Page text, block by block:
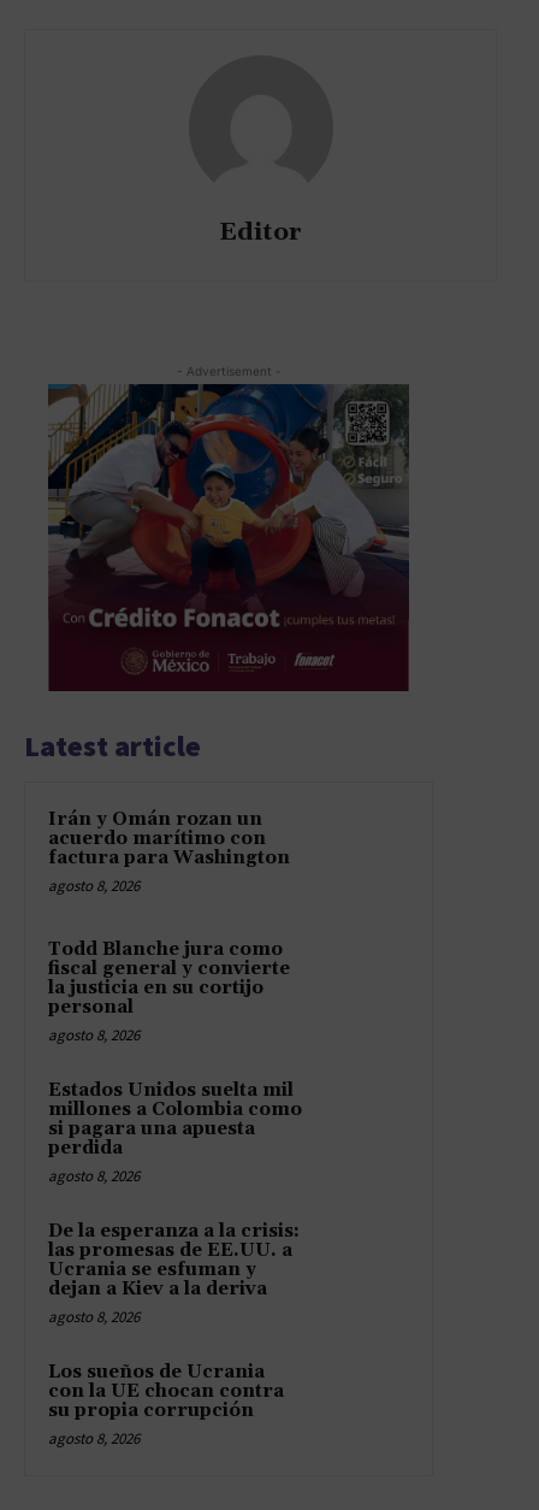
Editor
- Advertisement -
Latest article
Irán y Omán rozan un
acuerdo marítimo con
factura para Washington
agosto 8, 2026
Todd Blanche jura como
fiscal general y convierte
la justicia en su cortijo
personal
agosto 8, 2026
Estados Unidos suelta mil
millones a Colombia como
si pagara una apuesta
perdida
agosto 8, 2026
De la esperanza a la crisis:
las promesas de EE.UU. a
Ucrania se esfuman y
dejan a Kiev a la deriva
agosto 8, 2026
Los sueños de Ucrania
con la UE chocan contra
su propia corrupción
agosto 8, 2026